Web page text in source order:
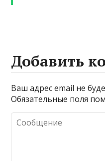
Добавить
Ваш адрес email не
Обязательные поля